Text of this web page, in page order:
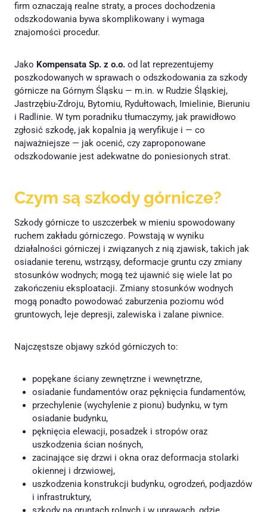
firm oznaczają realne straty, a proces dochodzenia
odszkodowania bywa skomplikowany i wymaga
znajomości procedur.
Jako Kompensata Sp. z o.o. od lat reprezentujemy
poszkodowanych w sprawach o odszkodowania za szkody
górnicze na Górnym Śląsku — m.in. w Rudzie Śląskiej,
Jastrzębiu-Zdroju, Bytomiu, Rydułtowach, Imielinie, Bieruniu
i Radlinie. W tym poradniku tłumaczymy, jak prawidłowo
zgłosić szkodę, jak kopalnia ją weryfikuje i — co
najważniejsze — jak ocenić, czy zaproponowane
odszkodowanie jest adekwatne do poniesionych strat.
Czym są szkody górnicze?
Szkody górnicze to uszczerbek w mieniu spowodowany
ruchem zakładu górniczego. Powstają w wyniku
działalności górniczej i związanych z nią zjawisk, takich jak
osiadanie terenu, wstrząsy, deformacje gruntu czy zmiany
stosunków wodnych; mogą też ujawnić się wiele lat po
zakończeniu eksploatacji. Zmiany stosunków wodnych
mogą ponadto powodować zaburzenia poziomu wód
gruntowych, leje depresji, zalewiska i zalane piwnice.
Najczęstsze objawy szkód górniczych to:
popękane ściany zewnętrzne i wewnętrzne,
osiadanie fundamentów oraz pęknięcia fundamentów,
przechylenie (wychylenie z pionu) budynku, w tym
osiadanie budynku,
pęknięcia elewacji, posadzek i stropów oraz
uszkodzenia ścian nośnych,
zacinające się drzwi i okna oraz deformacja stolarki
okiennej i drzwiowej,
uszkodzenia konstrukcji budynku, ogrodzeń, podjazdów
i infrastruktury,